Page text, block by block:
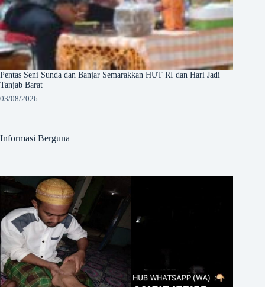
Pentas Seni Sunda dan Banjar Semarakkan HUT RI dan Hari Jadi
Tanjab Barat
03/08/2026
Informasi Berguna